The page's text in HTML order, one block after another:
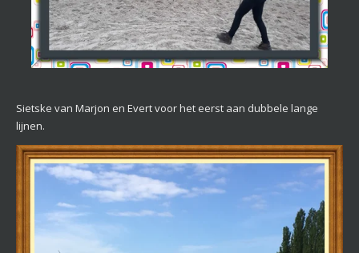
Sietske van Marjon en Evert voor het eerst aan dubbele lange
lijnen.